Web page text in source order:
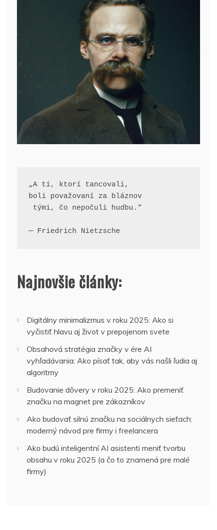
„A tí, ktorí tancovali,
boli považovaní za bláznov
tými, čo nepočuli hudbu.“
— Friedrich Nietzsche
Najnovšie články:
Digitálny minimalizmus v roku 2025: Ako si
vyčistiť hlavu aj život v prepojenom svete
Obsahová stratégia značky v ére AI
vyhľadávania: Ako písať tak, aby vás našli ľudia aj
algoritmy
Budovanie dôvery v roku 2025: Ako premeniť
značku na magnet pre zákazníkov
Ako budovať silnú značku na sociálnych sieťach:
moderný návod pre firmy i freelancera
Ako budú inteligentní AI asistenti meniť tvorbu
obsahu v roku 2025 (a čo to znamená pre malé
firmy)